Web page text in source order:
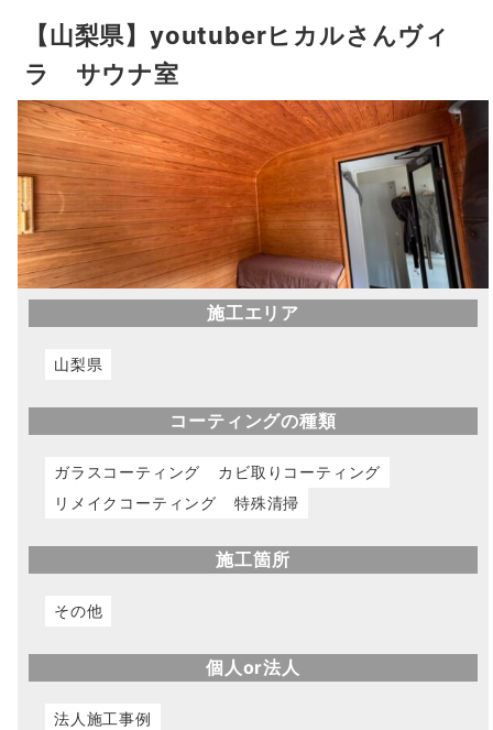
【山梨県】youtuberヒカルさんヴィ
ラ サウナ室
施工エリア
山梨県
コーティングの種類
ガラスコーティング
カビ取りコーティング
リメイクコーティング
特殊清掃
施工箇所
その他
個人or法人
法人施工事例